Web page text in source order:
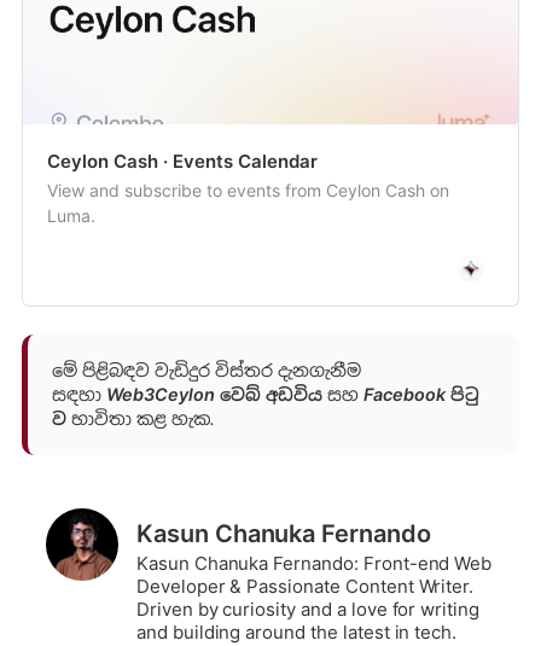
Ceylon Cash · Events Calendar
View and subscribe to events from Ceylon Cash on
Luma.
මේ පිළිබඳව වැඩිදුර විස්තර දැනගැනීම
සඳහා Web3Ceylon වෙබ් අඩවියසහ Facebook පිටු​
වභාවිතා කළ හැක.
Kasun Chanuka Fernando
Kasun Chanuka Fernando: Front-end Web
Developer & Passionate Content Writer.
Driven by curiosity and a love for writing
and building around the latest in tech.